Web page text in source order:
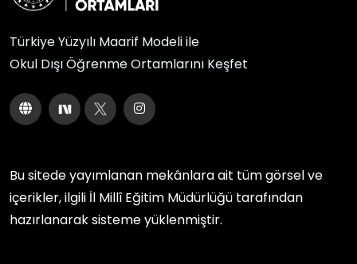
Türkiye Yüzyılı Maarif Modeli ile
Okul Dışı Öğrenme Ortamlarını Keşfet
Bu sitede yayımlanan mekânlara ait tüm görsel ve
içerikler, ilgili İl Millî Eğitim Müdürlüğü tarafından
hazırlanarak sisteme yüklenmiştir.